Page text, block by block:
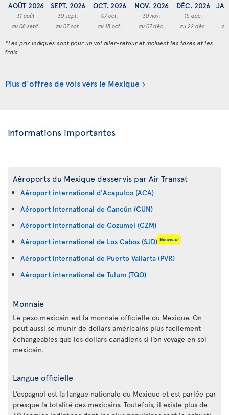
AOÛT 2026
31 août
au 08 sept.
SEPT. 2026
30 sept.
au 07 oct.
OCT. 2026
07 oct.
au 15 oct.
NOV. 2026
30 nov.
au 07 déc.
DÉC. 2026
15 déc.
au 22 déc.
*Les prix indiqués sont pour un vol aller-retour et incluent les taxes et les
frais
Plus d'offres de vols vers le Mexique
Informations importantes
Aéroports du Mexique desservis par Air Transat
Aéroport international d'Acapulco (ACA)
Aéroport international de Cancún (CUN)
Aéroport international de Cozumel (CZM)
Aéroport international de Los Cabos (SJD) Nouveau!
Aéroport international de Puerto Vallarta (PVR)
Aéroport international de Tulum (TQO)
Monnaie
Le peso mexicain est la monnaie officielle du Mexique. On
peut aussi se munir de dollars américains plus facilement
échangeables que les dollars canadiens si l’on voyage en sol
mexicain.
Langue officielle
L’espagnol est la langue nationale du Mexique et est parlée par
presque la totalité des mexicains. Toutefois, il existe plus de